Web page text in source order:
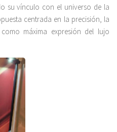
su vínculo con el universo de la
centrada en la precisión, la
máxima expresión del lujo